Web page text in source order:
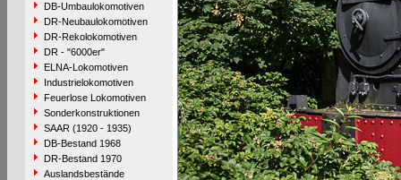
DB-Umbaulokomotiven
DR-Neubaulokomotiven
DR-Rekolokomotiven
DR - "6000er"
ELNA-Lokomotiven
Industrielokomotiven
Feuerlose Lokomotiven
Sonderkonstruktionen
SAAR (1920 - 1935)
DB-Bestand 1968
DR-Bestand 1970
Auslandsbestände